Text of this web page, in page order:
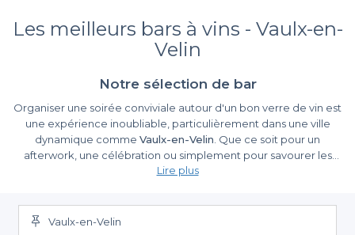
Les meilleurs bars à vins - Vaulx-en-
Velin
Notre sélection de bar
Organiser une soirée conviviale autour d'un bon verre de vin est
une expérience inoubliable, particulièrement dans une ville
dynamique comme Vaulx-en-Velin . Que ce soit pour un
afterwork, une célébration ou simplement pour savourer les
délices viticoles de nos régions, choisir le bon bar à vins peut
proposons une sélection des meilleurs bars à vins pour vous
permettre de vivre des moments uniques et authentiques.
La simplicité de réservation avec Privateaser
Grâce àPrivateaser
Lire plus
Vaulx-en-Velin